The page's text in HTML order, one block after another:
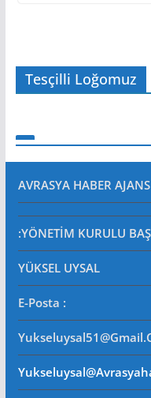
Tesçilli Loğomuz
AVRASYA HABER
:YÖNETİM KURULU
YÜKSEL UYSAL
E-Posta :